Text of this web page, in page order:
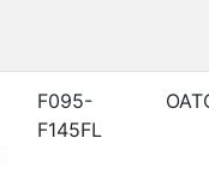
F095-
F145FL